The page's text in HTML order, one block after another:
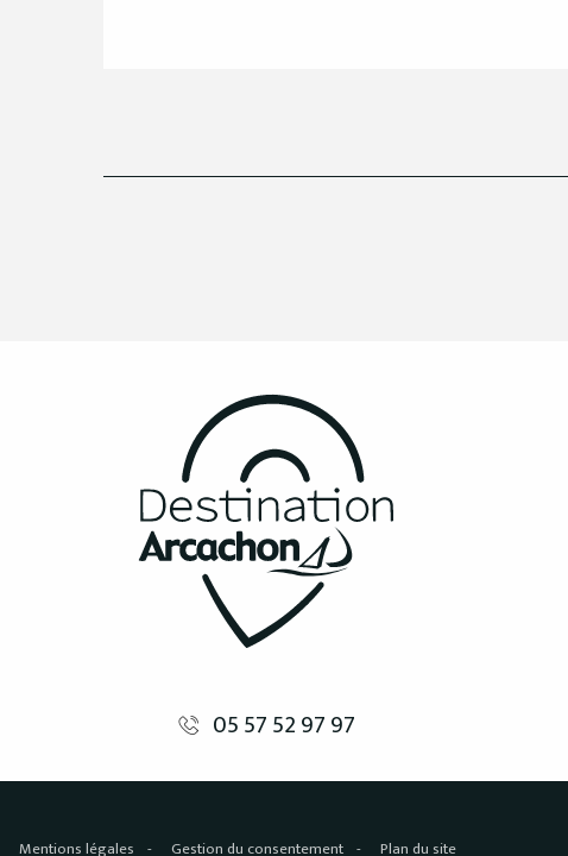
05 57 52 97 97
Mentions légales Gestion du consentement Plan du site